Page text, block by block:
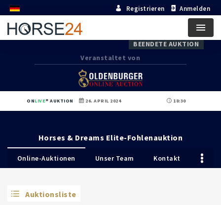
Registrieren Anmelden
Menu
BEENDETE AUKTION
Veranstaltet von
ONLIVE AUKTION 26. APRIL 2024 18:30
Horses & Dreams Elite-Fohlenauktion
Online-Auktionen Unser Team Kontakt
Auktionsliste